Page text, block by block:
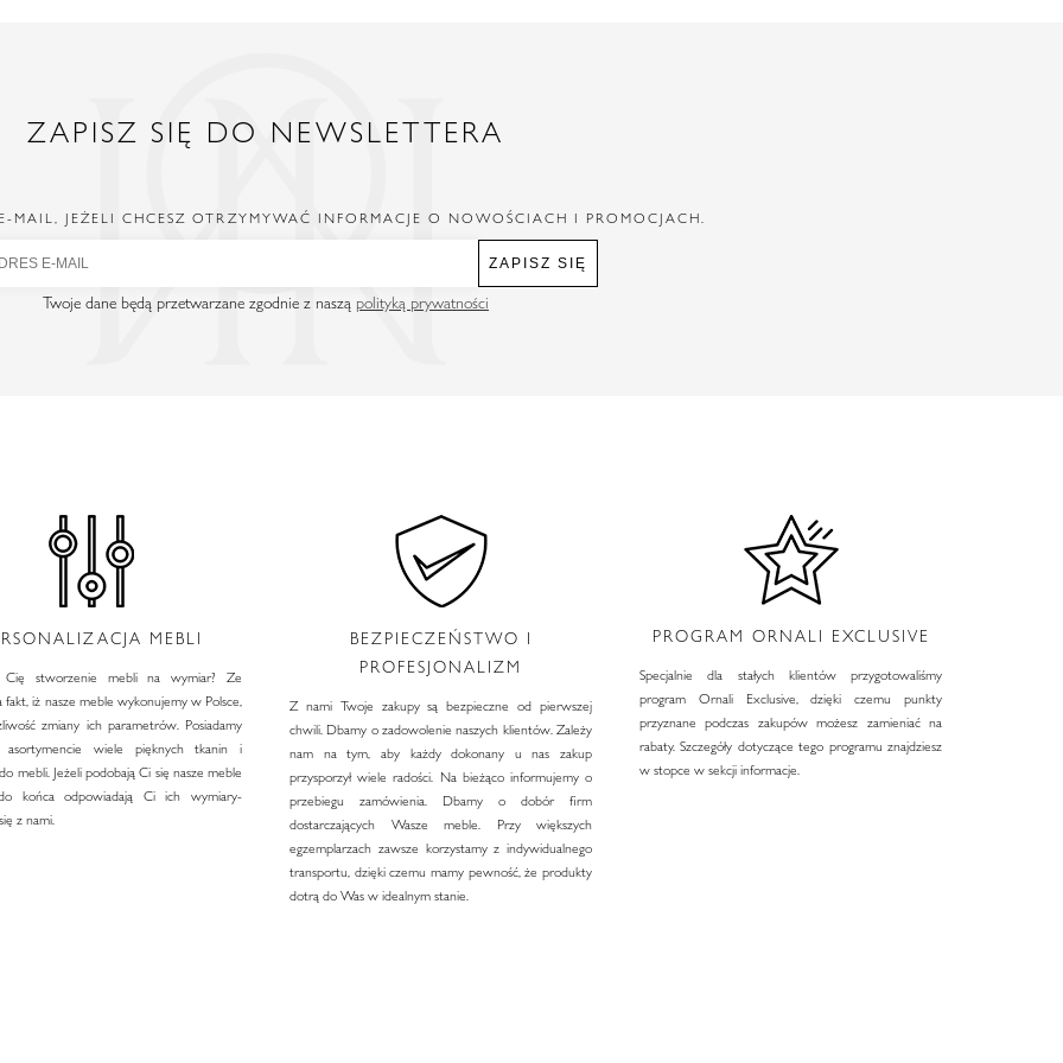
ZAPISZ SIĘ DO NEWSLETTERA
MAIL, JEŻELI CHCESZ OTRZYMYWAĆ INFORMACJE O NOWOŚCIACH I PROMOCJACH.
ZAPISZ SIĘ
Twoje dane będą przetwarzane zgodnie z naszą polityką prywatności
MEBLI
Cię stworzenie mebli na wymiar? Ze
fakt, iż nasze meble wykonujemy w Polsce,
zmiany ich parametrów. Posiadamy
wiele pięknych tkanin i
mebli. Jeżeli podobają Ci się nasze meble
końca odpowiadają Ci ich wymiary-
z nami.
BEZPIECZEŃSTWO I
PROFESJONALIZM
Z nami Twoje zakupy są bezpieczne od pierwszej
chwili. Dbamy o zadowolenie naszych klientów. Zależy
nam na tym, aby każdy dokonany u nas zakup
przysporzył wiele radości. Na bieżąco informujemy o
przebiegu zamówienia. Dbamy o dobór firm
dostarczających Wasze meble. Przy większych
egzemplarzach zawsze korzystamy z indywidualnego
transportu, dzięki czemu mamy pewność, że produkty
dotrą do Was w idealnym stanie.
PROGRAM ORNALI EXCLUSIVE
Specjalnie dla stałych klientów przygotowaliśmy
program Ornali Exclusive, dzięki czemu punkty
przyznane podczas zakupów możesz zamieniać na
rabaty. Szczegóły dotyczące tego programu znajdziesz
w stopce w sekcji informacje.